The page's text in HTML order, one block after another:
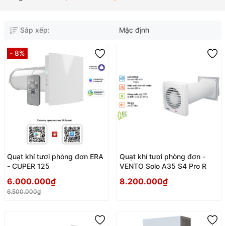
Sắp xếp: Mặc định
- 8%
Quạt khí tươi phòng đơn ERA
- CUPER 125
6.000.000₫
6.500.000₫
Quạt khí tươi phòng đơn -
VENTO Solo A35 S4 Pro R
8.200.000₫